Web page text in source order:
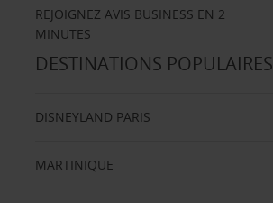
REJOIGNEZ AVIS BUSINESS EN 2
MINUTES
DESTINATIONS POPULAIRES
DISNEYLAND PARIS
MARTINIQUE